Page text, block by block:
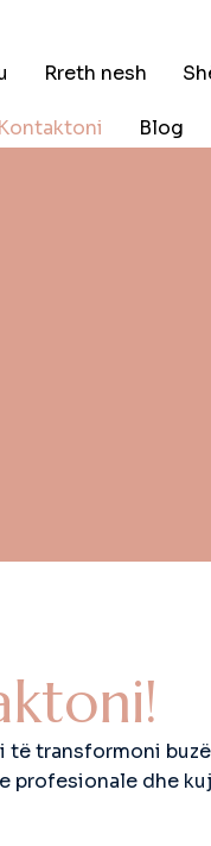
Rreth nesh
Blog
ktoni!
të transformoni
profesionale dhe